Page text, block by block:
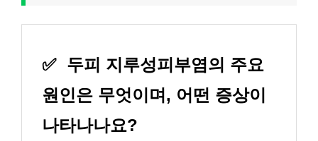
✅ 두피 지루성피부염의 주요
원인은 무엇이며, 어떤 증상이
나타나나요?